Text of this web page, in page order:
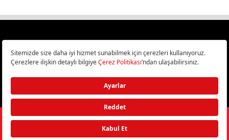
Türkiye
Bilişim ve Teknoloji Haberleri CHIP Online’da!
©2026Doğan Burda Dergi Yayıncılık ve Pazarlama A.Ş./ Tüm hakları
saklıdır.